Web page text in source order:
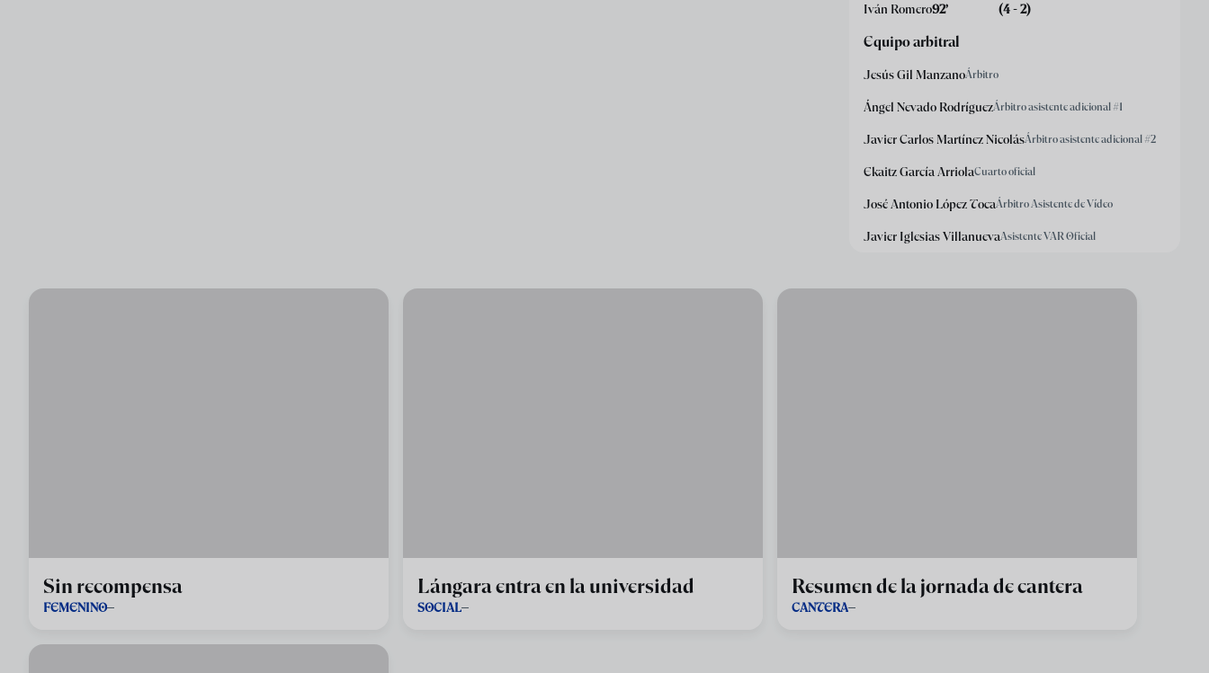
Iván Romero92’ (4 - 2)
Equipo arbitral
Jesús Gil ManzanoÁrbitro
Ángel Nevado RodríguezÁrbitro asistente adicional #1
Javier Carlos Martínez NicolásÁrbitro asistente adicional #2
Ekaitz García ArriolaCuarto oficial
José Antonio López TocaÁrbitro Asistente de Vídeo
Javier Iglesias VillanuevaAsistente VAR Oficial
Sin recompensa
FEMENINO
Lángara entra en la universidad
SOCIAL
Resumen de la jornada de cantera
CANTERA